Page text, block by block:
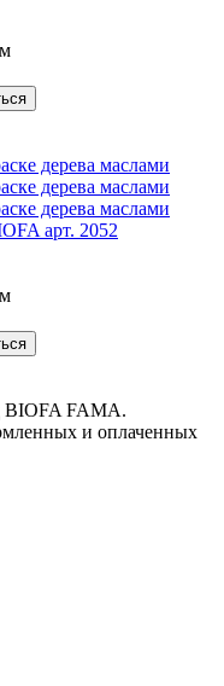
дерева маслами
дерева маслами
дерева маслами
арт. 2052
BIOFA FAMA.
и оплаченных